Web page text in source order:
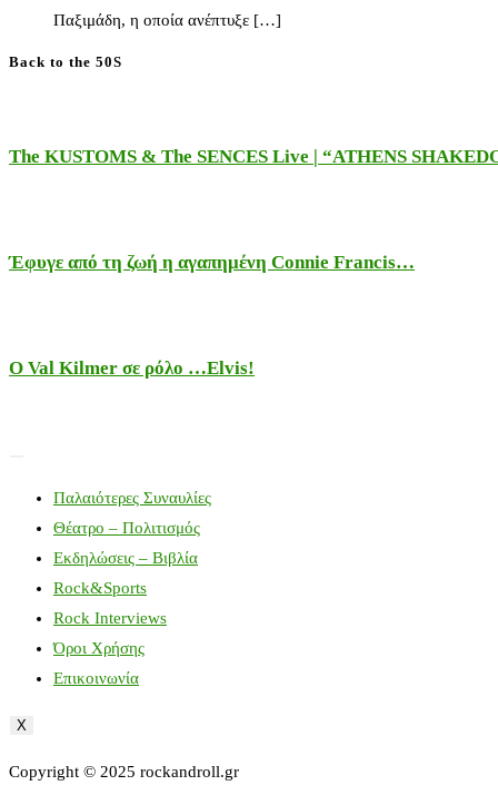
Παξιμάδη, η οποία ανέπτυξε […]
Back to the 50S
The KUSTOMS & The SENCES Live | “ATHENS
Έφυγε από τη ζωή η αγαπημένη Connie Francis…
Ο Val Kilmer σε ρόλο …Elvis!
Παλαιότερες Συναυλίες
Θέατρο – Πολιτισμός
Εκδηλώσεις – Βιβλία
Rock&Sports
Rock Interviews
Όροι Χρήσης
Επικοινωνία
X
Copyright © 2025 rockandroll.gr